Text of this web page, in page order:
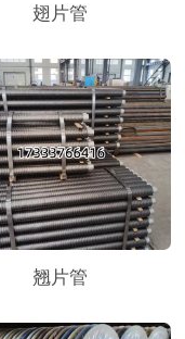
翅片管
翘片管